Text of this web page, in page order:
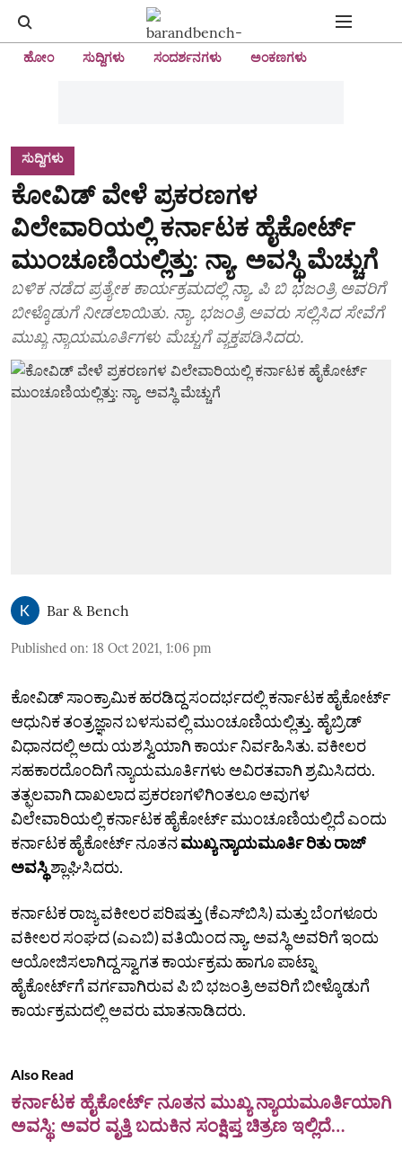
ಹೋಂ ಸುದ್ದಿಗಳು ಸಂದರ್ಶನಗಳು ಅಂಕಣಗಳು
ಸುದ್ದಿಗಳು
ಕೋವಿಡ್‌ ವೇಳೆ ಪ್ರಕರಣಗಳ
ವಿಲೇವಾರಿಯಲ್ಲಿ ಕರ್ನಾಟಕ ಹೈಕೋರ್ಟ್‌
ಮುಂಚೂಣಿಯಲ್ಲಿತ್ತು: ನ್ಯಾ. ಅವಸ್ಥಿ ಮೆಚ್ಚುಗೆ
ಬಳಿಕ ನಡೆದ ಪ್ರತ್ಯೇಕ ಕಾರ್ಯಕ್ರಮದಲ್ಲಿ ನ್ಯಾ. ಪಿ ಬಿ ಭಜಂತ್ರಿ ಅವರಿಗೆ
ಬೀಳ್ಕೊಡುಗೆ ನೀಡಲಾಯಿತು. ನ್ಯಾ. ಭಜಂತ್ರಿ ಅವರು ಸಲ್ಲಿಸಿದ ಸೇವೆಗೆ
ಮುಖ್ಯ ನ್ಯಾಯಮೂರ್ತಿಗಳು ಮೆಚ್ಚುಗೆ ವ್ಯಕ್ತಪಡಿಸಿದರು.
Bar & Bench
Published on: 18 Oct 2021, 1:06 pm
ಕೋವಿಡ್‌ ಸಾಂಕ್ರಾಮಿಕ ಹರಡಿದ್ದ ಸಂದರ್ಭದಲ್ಲಿ ಕರ್ನಾಟಕ ಹೈಕೋರ್ಟ್‌
ಆಧುನಿಕ ತಂತ್ರಜ್ಞಾನ ಬಳಸುವಲ್ಲಿ ಮುಂಚೂಣಿಯಲ್ಲಿತ್ತು. ಹೈಬ್ರಿಡ್‌
ವಿಧಾನದಲ್ಲಿ ಅದು ಯಶಸ್ವಿಯಾಗಿ ಕಾರ್ಯ ನಿರ್ವಹಿಸಿತು. ವಕೀಲರ
ಸಹಕಾರದೊಂದಿಗೆ ನ್ಯಾಯಮೂರ್ತಿಗಳು ಅವಿರತವಾಗಿ ಶ್ರಮಿಸಿದರು.
ತತ್ಫಲವಾಗಿ ದಾಖಲಾದ ಪ್ರಕರಣಗಳಿಗಿಂತಲೂ ಅವುಗಳ
ವಿಲೇವಾರಿಯಲ್ಲಿ ಕರ್ನಾಟಕ ಹೈಕೋರ್ಟ್‌ ಮುಂಚೂಣಿಯಲ್ಲಿದೆ ಎಂದು
ಕರ್ನಾಟಕ ಹೈಕೋರ್ಟ್‌ ನೂತನಮುಖ್ಯ ನ್ಯಾಯಮೂರ್ತಿ ರಿತು ರಾಜ್‌
ಅವಸ್ಥಿಶ್ಲಾಘಿಸಿದರು.
ಕರ್ನಾಟಕ ರಾಜ್ಯ ವಕೀಲರ ಪರಿಷತ್ತು (ಕೆಎಸ್‌ಬಿಸಿ) ಮತ್ತು ಬೆಂಗಳೂರು
ವಕೀಲರ ಸಂಘದ (ಎಎಬಿ) ವತಿಯಿಂದ ನ್ಯಾ. ಅವಸ್ಥಿ ಅವರಿಗೆ ಇಂದು
ಆಯೋಜಿಸಲಾಗಿದ್ದ ಸ್ವಾಗತ ಕಾರ್ಯಕ್ರಮ ಹಾಗೂ ಪಾಟ್ನಾ
ಹೈಕೋರ್ಟ್‌ಗೆ ವರ್ಗವಾಗಿರುವ ಪಿ ಬಿ ಭಜಂತ್ರಿ ಅವರಿಗೆ ಬೀಳ್ಕೊಡುಗೆ
ಕಾರ್ಯಕ್ರಮದಲ್ಲಿ ಅವರು ಮಾತನಾಡಿದರು.
Also Read
ಕರ್ನಾಟಕ ಹೈಕೋರ್ಟ್ ನೂತನ ಮುಖ್ಯ ನ್ಯಾಯಮೂರ್ತಿಯಾಗಿ
ಅವಸ್ಥಿ: ಅವರ ವೃತ್ತಿ ಬದುಕಿನ ಸಂಕ್ಷಿಪ್ತ ಚಿತ್ರಣ ಇಲ್ಲಿದೆ…